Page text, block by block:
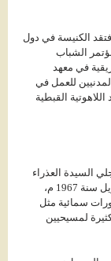
فقد أوفد البابا عام 1960م من افتقد الكنيسة في دول
الشباب
في معهد
للعمل في
القبطية
السيدة العذراء
فوق قباب كنيستها بحي الزيتون بالقاهرة منذ ليلة 2 إبريل سنة 1967 م،
سمائية مثل
لمسيحيين